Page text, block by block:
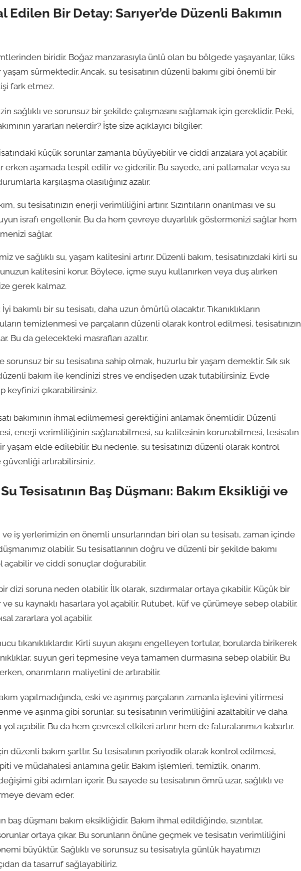
Edilen Bir Detay: Sarıyer’de Düzenli Bakımın
biridir. Boğaz manzarasıyla ünlü olan bu bölgede yaşayanlar, lüks
sürmektedir. Ancak, su tesisatının düzenli bakımı gibi önemli bir
fark etmez.
sağlıklı ve sorunsuz bir şekilde çalışmasını sağlamak için gereklidir. Peki,
yararları nelerdir? İşte size açıklayıcı bilgiler:
küçük sorunlar zamanla büyüyebilir ve ciddi arızalara yol açabilir.
erken aşamada tespit edilir ve giderilir. Bu sayede, ani patlamalar veya su
karşılaşma olasılığınız azalır.
su tesisatınızın enerji verimliliğini artırır. Sızıntıların onarılması ve su
israfı engellenir. Bu da hem çevreye duyarlılık göstermenizi sağlar hem
sağlar.
ve sağlıklı su, yaşam kalitesini artırır. Düzenli bakım, tesisatınızdaki kirli su
kalitesini korur. Böylece, içme suyu kullanırken veya duş alırken
gerek kalmaz.
bakımlı bir su tesisatı, daha uzun ömürlü olacaktır. Tıkanıklıkların
temizlenmesi ve parçaların düzenli olarak kontrol edilmesi, tesisatınızın
Bu da gelecekteki masrafları azaltır.
sorunsuz bir su tesisatına sahip olmak, huzurlu bir yaşam demektir. Sık sık
bakım ile kendinizi stres ve endişeden uzak tutabilirsiniz. Evde
keyfinizi çıkarabilirsiniz.
bakımının ihmal edilmemesi gerektiğini anlamak önemlidir. Düzenli
enerji verimliliğinin sağlanabilmesi, su kalitesinin korunabilmesi, tesisatın
yaşam elde edilebilir. Bu nedenle, su tesisatınızı düzenli olarak kontrol
artırabilirsiniz.
Tesisatının Baş Düşmanı: Bakım Eksikliği ve
iş yerlerimizin en önemli unsurlarından biri olan su tesisatı, zaman içinde
olabilir. Su tesisatlarının doğru ve düzenli bir şekilde bakımı
açabilir ve ciddi sonuçlar doğurabilir.
dizi soruna neden olabilir. İlk olarak, sızdırmalar ortaya çıkabilir. Küçük bir
ve su kaynaklı hasarlara yol açabilir. Rutubet, küf ve çürümeye sebep olabilir.
zararlara yol açabilir.
tıkanıklıklardır. Kirli suyun akışını engelleyen tortular, borularda birikerek
suyun geri tepmesine veya tamamen durmasına sebep olabilir. Bu
onarımların maliyetini de artırabilir.
yapılmadığında, eski ve aşınmış parçaların zamanla işlevini yitirmesi
ve aşınma gibi sorunlar, su tesisatının verimliliğini azaltabilir ve daha
açabilir. Bu da hem çevresel etkileri artırır hem de faturalarımızı kabartır.
düzenli bakım şarttır. Su tesisatının periyodik olarak kontrol edilmesi,
ve müdahalesi anlamına gelir. Bakım işlemleri, temizlik, onarım,
gibi adımları içerir. Bu sayede su tesisatının ömrü uzar, sağlıklı ve
devam eder.
baş düşmanı bakım eksikliğidir. Bakım ihmal edildiğinde, sızıntılar,
ortaya çıkar. Bu sorunların önüne geçmek ve tesisatın verimliliğini
büyüktür. Sağlıklı ve sorunsuz su tesisatıyla günlük hayatımızı
da tasarruf sağlayabiliriz.